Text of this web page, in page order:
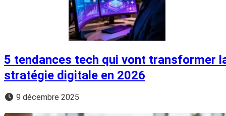
5 tendances tech qui vont transformer
stratégie digitale en 2026
9 décembre 2025